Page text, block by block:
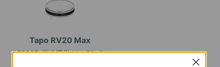
Tapo RV20 Max
5300Pa強力吸引 MagSlim™
Close